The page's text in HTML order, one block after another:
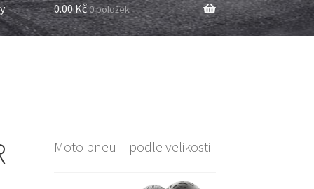
0.00 Kč0 položek
Moto pneu – podle velikosti